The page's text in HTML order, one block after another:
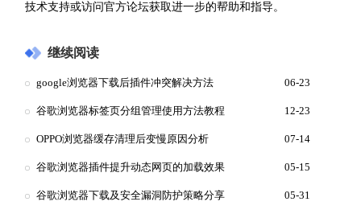
技术支持或访问官方论坛获取进一步的帮助和指导。
继续阅读
google浏览器下载后插件冲突解决方法 06-23
谷歌浏览器标签页分组管理使用方法教程 12-23
OPPO浏览器缓存清理后变慢原因分析 07-14
谷歌浏览器插件提升动态网页的加载效果 05-15
谷歌浏览器下载及安全漏洞防护策略分享 05-31